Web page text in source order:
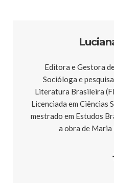
Editora e Gestora
Socióloga e
Literatura Brasileira
Licenciada em Ciências
mestrado em Estudos
a obra de Maria